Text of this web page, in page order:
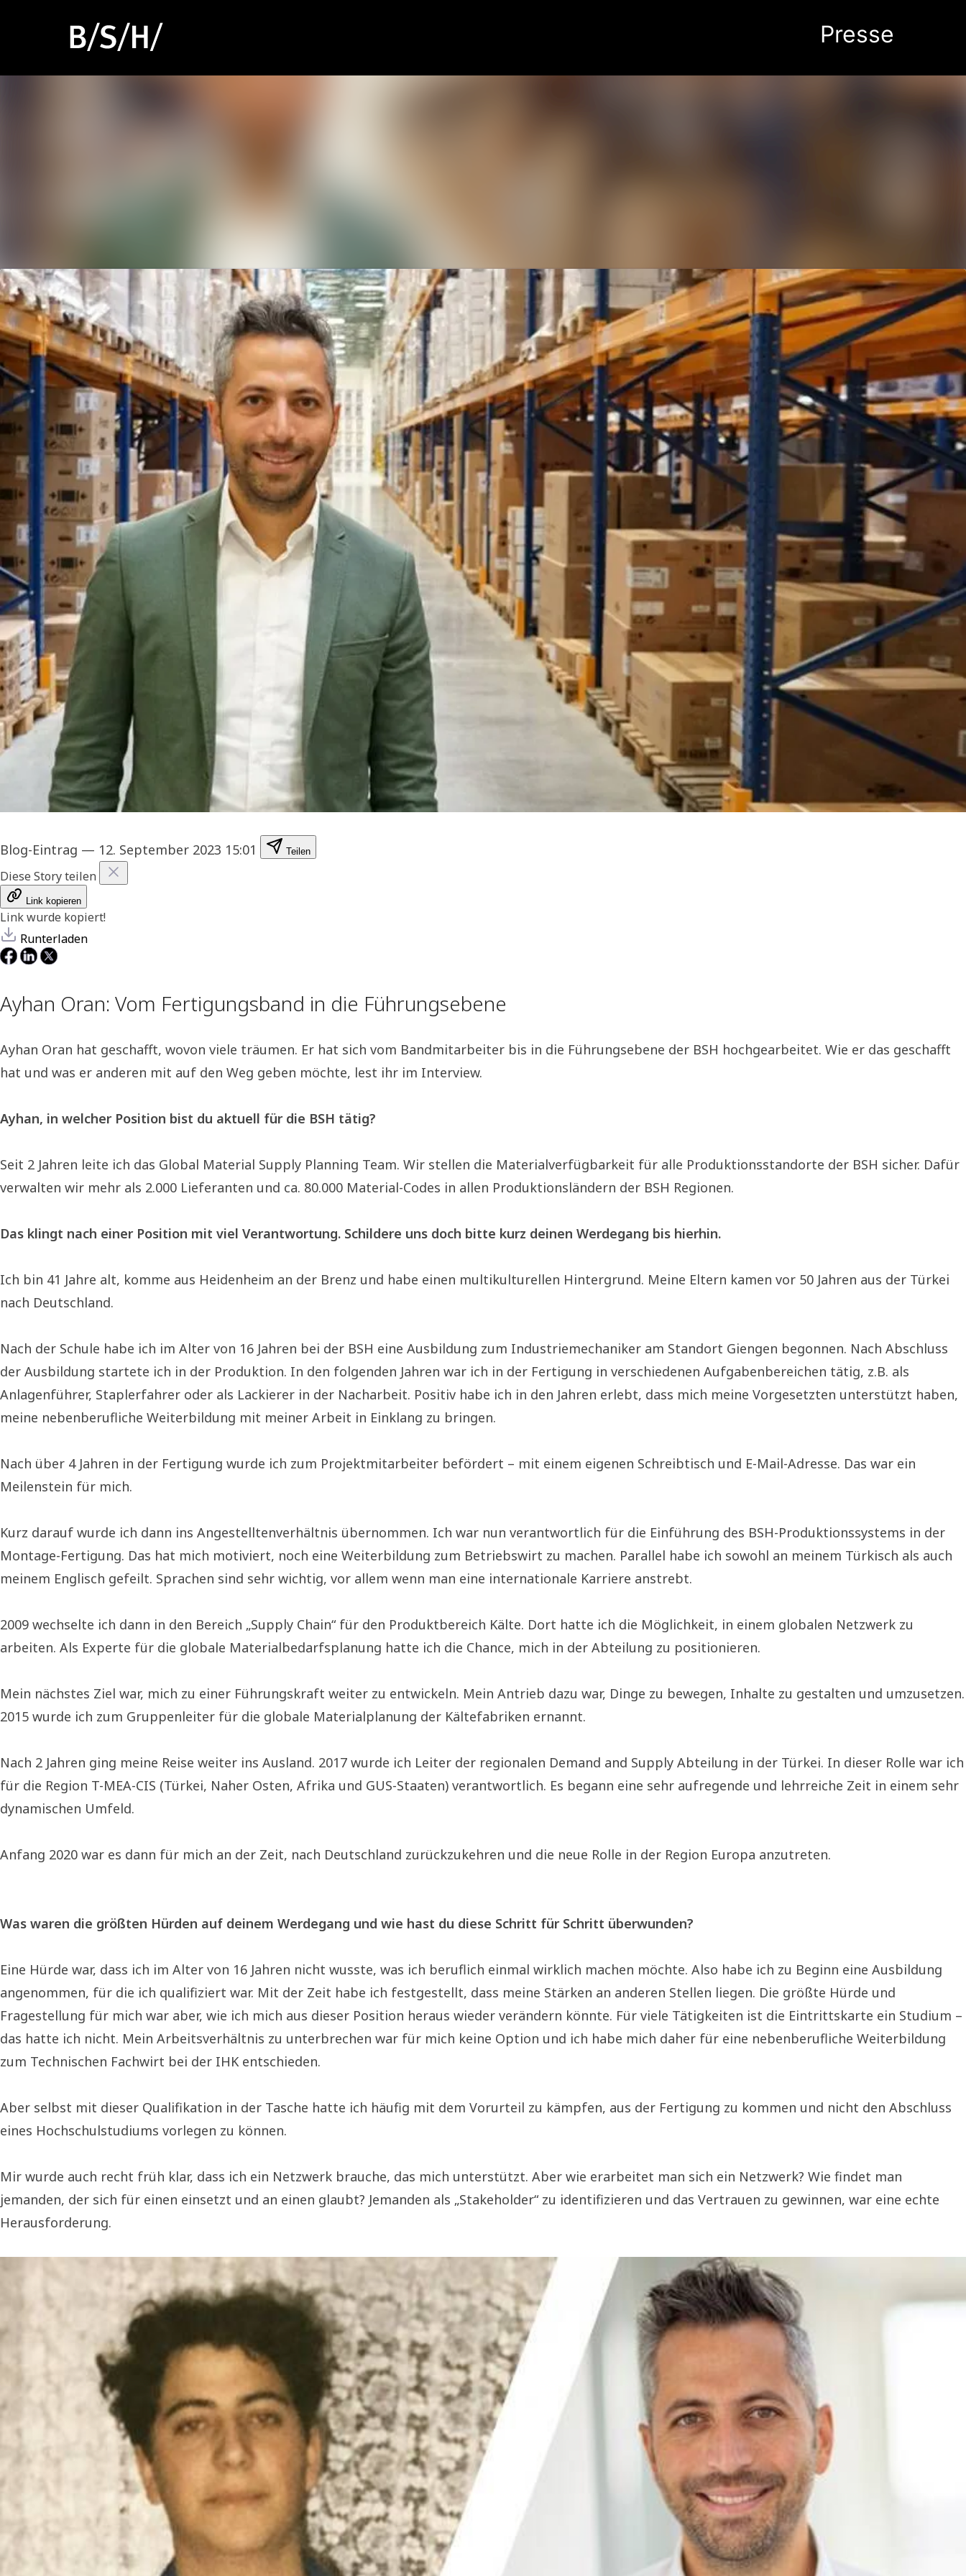
Blog-Eintrag — 12. September 2023 15:01 Teilen
Diese Story teilen
Link kopieren
Link wurde kopiert!
Runterladen
Ayhan Oran: Vom Fertigungsband in die Führungsebene
Ayhan Oran hat geschafft, wovon viele träumen. Er hat sich vom Bandmitarbeiter bis in die Führungsebene der BSH hochgearbeitet. Wie er das geschafft
hat und was er anderen mit auf den Weg geben möchte, lest ihr im Interview.
Ayhan, in welcher Position bist du aktuell für die BSH tätig?
Seit 2 Jahren leite ich das Global Material Supply Planning Team. Wir stellen die Materialverfügbarkeit für alle Produktionsstandorte der BSH sicher. Dafür
verwalten wir mehr als 2.000 Lieferanten und ca. 80.000 Material-Codes in allen Produktionsländern der BSH Regionen.
Das klingt nach einer Position mit viel Verantwortung. Schildere uns doch bitte kurz deinen Werdegang bis hierhin.
Ich bin 41 Jahre alt, komme aus Heidenheim an der Brenz und habe einen multikulturellen Hintergrund. Meine Eltern kamen vor 50 Jahren aus der Türkei
nach Deutschland.
Nach der Schule habe ich im Alter von 16 Jahren bei der BSH eine Ausbildung zum Industriemechaniker am Standort Giengen begonnen. Nach Abschluss
der Ausbildung startete ich in der Produktion. In den folgenden Jahren war ich in der Fertigung in verschiedenen Aufgabenbereichen tätig, z.B. als
Anlagenführer, Staplerfahrer oder als Lackierer in der Nacharbeit. Positiv habe ich in den Jahren erlebt, dass mich meine Vorgesetzten unterstützt haben,
meine nebenberufliche Weiterbildung mit meiner Arbeit in Einklang zu bringen.
Nach über 4 Jahren in der Fertigung wurde ich zum Projektmitarbeiter befördert – mit einem eigenen Schreibtisch und E-Mail-Adresse. Das war ein
Meilenstein für mich.
Kurz darauf wurde ich dann ins Angestelltenverhältnis übernommen. Ich war nun verantwortlich für die Einführung des BSH-Produktionssystems in der
Montage-Fertigung. Das hat mich motiviert, noch eine Weiterbildung zum Betriebswirt zu machen. Parallel habe ich sowohl an meinem Türkisch als auch
meinem Englisch gefeilt. Sprachen sind sehr wichtig, vor allem wenn man eine internationale Karriere anstrebt.
2009 wechselte ich dann in den Bereich „Supply Chain“ für den Produktbereich Kälte. Dort hatte ich die Möglichkeit, in einem globalen Netzwerk zu
arbeiten. Als Experte für die globale Materialbedarfsplanung hatte ich die Chance, mich in der Abteilung zu positionieren.
Mein nächstes Ziel war, mich zu einer Führungskraft weiter zu entwickeln. Mein Antrieb dazu war, Dinge zu bewegen, Inhalte zu gestalten und umzusetzen.
2015 wurde ich zum Gruppenleiter für die globale Materialplanung der Kältefabriken ernannt.
Nach 2 Jahren ging meine Reise weiter ins Ausland. 2017 wurde ich Leiter der regionalen Demand and Supply Abteilung in der Türkei. In dieser Rolle war ich
für die Region T-MEA-CIS (Türkei, Naher Osten, Afrika und GUS-Staaten) verantwortlich. Es begann eine sehr aufregende und lehrreiche Zeit in einem sehr
dynamischen Umfeld.
Anfang 2020 war es dann für mich an der Zeit, nach Deutschland zurückzukehren und die neue Rolle in der Region Europa anzutreten.
Was waren die größten Hürden auf deinem Werdegang und wie hast du diese Schritt für Schritt überwunden?
Eine Hürde war, dass ich im Alter von 16 Jahren nicht wusste, was ich beruflich einmal wirklich machen möchte. Also habe ich zu Beginn eine Ausbildung
angenommen, für die ich qualifiziert war. Mit der Zeit habe ich festgestellt, dass meine Stärken an anderen Stellen liegen. Die größte Hürde und
Fragestellung für mich war aber, wie ich mich aus dieser Position heraus wieder verändern könnte. Für viele Tätigkeiten ist die Eintrittskarte ein Studium ­–
das hatte ich nicht. Mein Arbeitsverhältnis zu unterbrechen war für mich keine Option und ich habe mich daher für eine nebenberufliche Weiterbildung
zum Technischen Fachwirt bei der IHK entschieden.
Aber selbst mit dieser Qualifikation in der Tasche hatte ich häufig mit dem Vorurteil zu kämpfen, aus der Fertigung zu kommen und nicht den Abschluss
eines Hochschulstudiums vorlegen zu können.
Mir wurde auch recht früh klar, dass ich ein Netzwerk brauche, das mich unterstützt. Aber wie erarbeitet man sich ein Netzwerk? Wie findet man
jemanden, der sich für einen einsetzt und an einen glaubt? Jemanden als „Stakeholder“ zu identifizieren und das Vertrauen zu gewinnen, war eine echte
Herausforderung.